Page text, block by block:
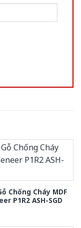
Chống Cháy MDF
P1R2 ASH-SGD